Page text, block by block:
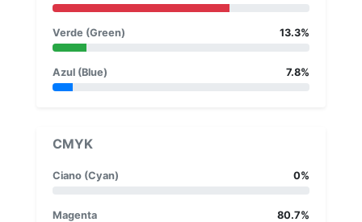
Verde (Green) 13.3%
Azul (Blue) 7.8%
CMYK
Ciano (Cyan) 0%
Magenta 80.7%